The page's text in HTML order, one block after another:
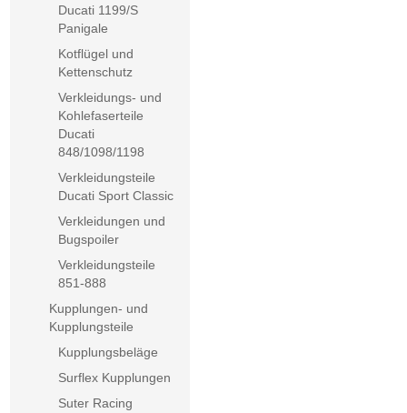
Ducati 1199/S
Panigale
Kotflügel und
Kettenschutz
Verkleidungs- und
Kohlefaserteile
Ducati
848/1098/1198
Verkleidungsteile
Ducati Sport Classic
Verkleidungen und
Bugspoiler
Verkleidungsteile
851-888
Kupplungen- und
Kupplungsteile
Kupplungsbeläge
Surflex Kupplungen
Suter Racing